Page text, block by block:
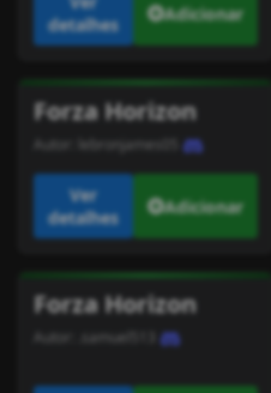
detalhes
Adicionar
Forza Horizon
Autor: lebronjames05
Ver
detalhes
Adicionar
Forza Horizon
Autor: .samuel513